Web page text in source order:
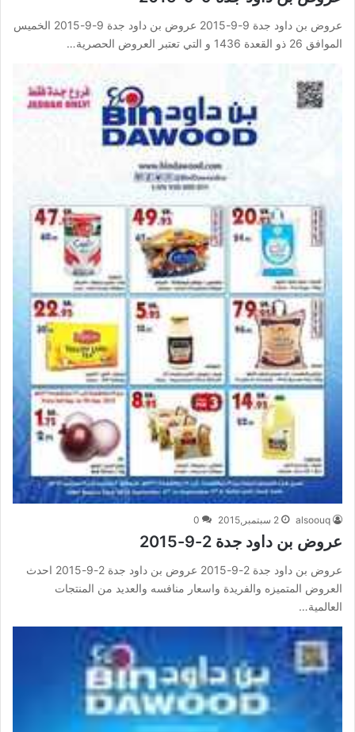
عروض بن داود جدة 9-9-2015 عروض بن داود جدة 9-9-2015 الخميس
الموافق 26 ذو القعدة 1436 و التي تعتبر العروض الحصرية…
alsoouq 2 سبتمبر,2015 0
عروض بن داود جدة 2-9-2015
عروض بن داود جدة 2-9-2015 عروض بن داود جدة 2-9-2015 احدث
العروض المتميزه والفريدة واسعار منافسه والعديد من المنتجات
العالمية…